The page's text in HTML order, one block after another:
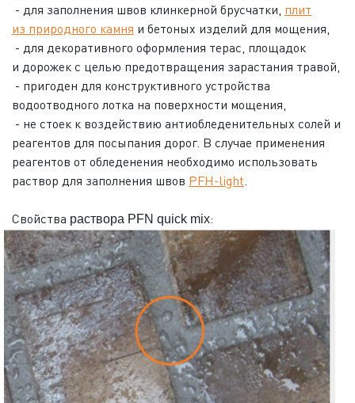
- для заполнения швов клинкерной брусчатки, плит
из природного камня и бетоных изделий для мощения,
- для декоративного оформления терас, площадок
и дорожек с целью предотвращения зарастания травой,
- пригоден для конструктивного устройства
водоотводного лотка на поверхности мощения,
- не стоек к воздействию антиобледенительных солей и
реагентов для посыпания дорог. В случае применения
реагентов от обледенения необходимо использовать
раствор для заполнения швов PFH-light
Свойства раствора PFN quick mix: